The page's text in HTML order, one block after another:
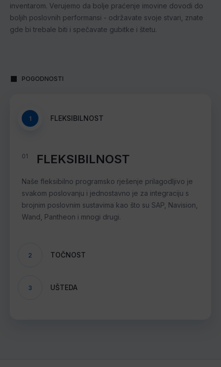
inventarom. Verujemo da bolje praćenje imovine dovodi do
boljih poslovnih performansi - održavate svoje stvari, znate
gde bi trebale biti i spečavate gubitke i štetu.
POGODNOSTI
1 FLEKSIBILNOST
01 FLEKSIBILNOST
Naše fleksibilno programsko rješenje prilagodljivo je
svakom poslovanju i jednostavno je za integraciju s
brojnim poslovnim sustavima kao što su SAP, Navision,
Wand, Pantheon i mnogi drugi.
2 TOČNOST
3 UŠTEDA